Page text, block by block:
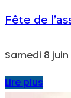
Fête de
Samedi 8
Lire plus